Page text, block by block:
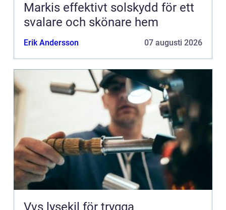
Markis effektivt solskydd för ett
svalare och skönare hem
Erik Andersson 07 augusti 2026
Vvs lysekil för trygga